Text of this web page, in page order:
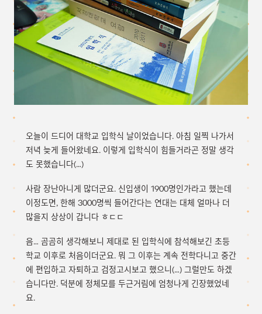
오늘이 드디어 대학교 입학식 날이었습니다. 아침 일찍 나가서
저녁 늦게 들어왔네요. 이렇게 입학식이 힘들거라곤 정말 생각
도 못했습니다(…)
사람 장난아니게 많더군요. 신입생이 1900명인가라고 했는데
이정도면, 한해 3000명씩 들어간다는 연대는 대체 얼마나 더
많을지 상상이 갑니다 ㅎㄷㄷ
음… 곰곰히 생각해보니 제대로 된 입학식에 참석해보긴 초등
학교 이후로 처음이더군요. 뭐 그 이후는 계속 전학다니고 중간
에 편입하고 자퇴하고 검정고시보고 했으니(…) 그럴만도 하겠
습니다만. 덕분에 정체모를 두근거림에 엄청나게 긴장했었네
요.